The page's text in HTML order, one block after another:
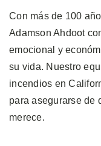
Con más de 100
Adamson Ahdoot
emocional y
su vida. Nuestro
incendios en
para asegurarse de
merece.